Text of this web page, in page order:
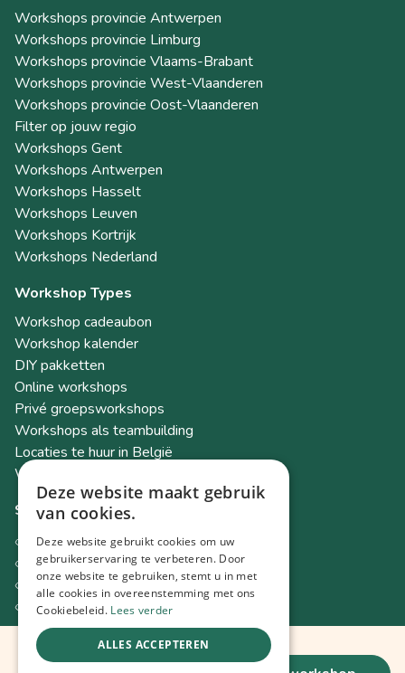
Workshops provincie Antwerpen
Workshops provincie Limburg
Workshops provincie Vlaams-Brabant
Workshops provincie West-Vlaanderen
Workshops provincie Oost-Vlaanderen
Filter op jouw regio
Workshops Gent
Workshops Antwerpen
Workshops Hasselt
Workshops Leuven
Workshops Kortrijk
Workshops Nederland
Workshop Types
Workshop cadeaubon
Workshop kalender
DIY pakketten
Online workshops
Privé groepsworkshops
Workshops als teambuilding
Locaties te huur in België
Workshop Academy
Socials
Instagram
Facebook
TikTok
LinkedIn
Deze website maakt gebruik
van cookies.
Deze website gebruikt cookies om uw
gebruikerservaring te verbeteren. Door
onze website te gebruiken, stemt u in met
alle cookies in overeenstemming met ons
Cookiebeleid. Lees verder
ALLES ACCEPTEREN